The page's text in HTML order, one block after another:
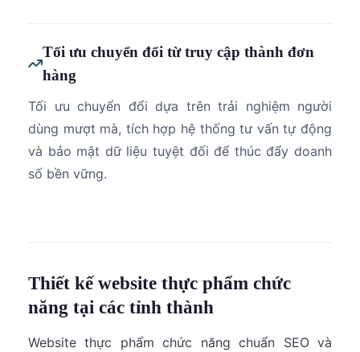
Tối ưu chuyển đổi từ truy cập thành đơn
hàng
Tối ưu chuyển đổi dựa trên trải nghiệm người
dùng mượt mà, tích hợp hệ thống tư vấn tự động
và bảo mật dữ liệu tuyệt đối để thúc đẩy doanh
số bền vững.
Thiết kế website thực phẩm chức
năng tại các tỉnh thành
Website thực phẩm chức năng chuẩn SEO và